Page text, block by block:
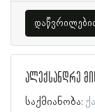
ალექსანდრე
საქმიანობა: